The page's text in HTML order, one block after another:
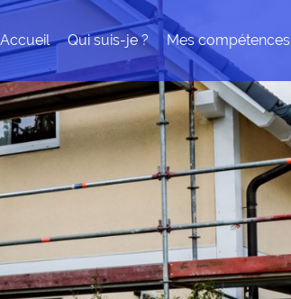
Accueil Qui suis-je ? Mes compétences